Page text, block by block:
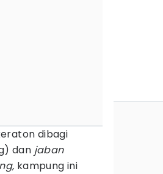
dibagi
dan jaban
kampung ini